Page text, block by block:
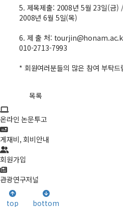
5. 제목제출: 2008년 5월 23일(금)
2008년 6월 5일(목)
6. 제 출 처:
010-2713-7993
* 회원여러분들의 많은 참여 부탁드
목록
온라인 논문투고
게재비, 회비안내
회원가입
관광연구저널
top bottom